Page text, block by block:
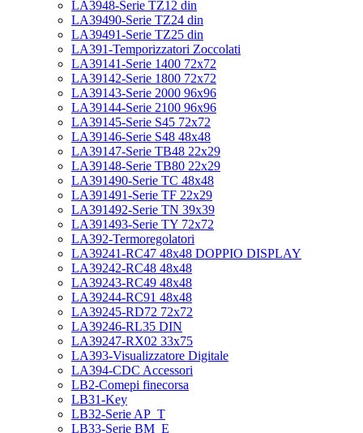
LA3948-Serie TZ12 din
LA39490-Serie TZ24 din
LA39491-Serie TZ25 din
LA391-Temporizzatori Zoccolati
LA39141-Serie 1400 72x72
LA39142-Serie 1800 72x72
LA39143-Serie 2000 96x96
LA39144-Serie 2100 96x96
LA39145-Serie S45 72x72
LA39146-Serie S48 48x48
LA39147-Serie TB48 22x29
LA39148-Serie TB80 22x29
LA391490-Serie TC 48x48
LA391491-Serie TF 22x29
LA391492-Serie TN 39x39
LA391493-Serie TY 72x72
LA392-Termoregolatori
LA39241-RC47 48x48 DOPPIO DISPLAY
LA39242-RC48 48x48
LA39243-RC49 48x48
LA39244-RC91 48x48
LA39245-RD72 72x72
LA39246-RL35 DIN
LA39247-RX02 33x75
LA393-Visualizzatore Digitale
LA394-CDC Accessori
LB2-Comepi finecorsa
LB31-Key
LB32-Serie AP_T
LB33-Serie BM_E